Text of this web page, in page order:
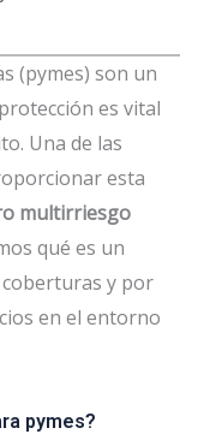
(pymes) son un
es vital
Una de las
esta
multirriesgo
qué es un
y por
en el entorno
pymes?